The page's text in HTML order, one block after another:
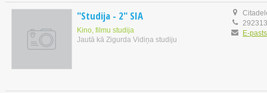
"Studija - 2" SIA
Kino, filmu studija
Jautā kā Zigurda Vidiņa studiju
E-pasts